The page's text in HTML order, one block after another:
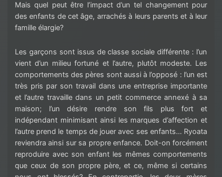
Mais quel peut être l’impact d’un tel changement pour
des enfants de cet âge, arrachés à leurs parents et à leur
famille élargie?
Les garçons sont issus de classe sociale différente : l’un
vient d’un milieu fortuné et l’autre, plutôt modeste. Les
comportements des pères sont aussi à l’opposé : l’un est
très pris par son travail dans une entreprise importante
et l’autre travaille dans un petit commerce annexé à sa
maison; l’un désire rendre son fils plus fort et
indépendant minimisant ainsi les marques d’affection et
l’autre prend le temps de jouer avec ses enfants… Ryoata
reviendra ainsi sur sa propre enfance. Doit-on forcément
reproduire avec son enfant les mêmes comportements
que ceux de son propre père, et ce, même si certains